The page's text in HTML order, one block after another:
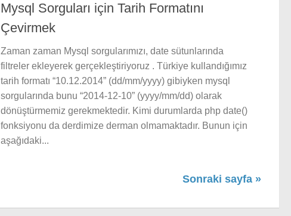
Mysql Sorguları için Tarih Formatını
Çevirmek
Zaman zaman Mysql sorgularımızı, date sütunlarında
filtreler ekleyerek gerçekleştiriyoruz . Türkiye kullandığımız
tarih formatı “10.12.2014” (dd/mm/yyyy) gibiyken mysql
sorgularında bunu “2014-12-10” (yyyy/mm/dd) olarak
dönüştürmemiz gerekmektedir. Kimi durumlarda php date()
fonksiyonu da derdimize derman olmamaktadır. Bunun için
aşağıdaki...
Sonraki sayfa »